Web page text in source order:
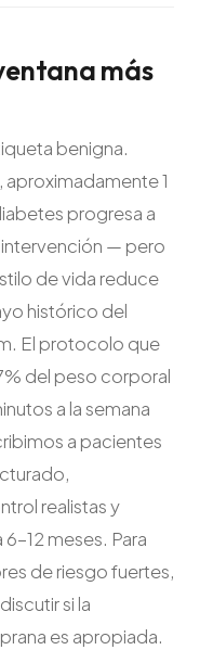
más
benigna.
1
progresa a
intervención — pero
de vida reduce
histórico del
El protocolo que
del peso corporal
a la semana
a pacientes
realistas y
12 meses. Para
de riesgo fuertes,
si la
es apropiada.